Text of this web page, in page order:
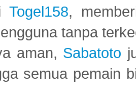
Togel158,
tanpa
aman, Sabatoto
semua pemain